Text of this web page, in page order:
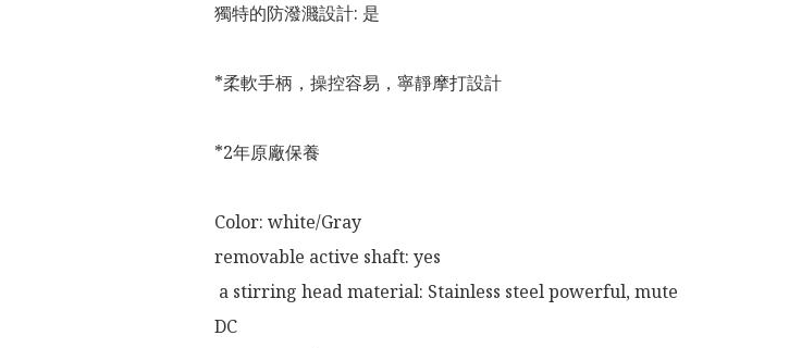
獨特的防潑濺設計: 是
*柔軟手柄，操控容易，寧靜摩打設計
*2年原廠保養
Color: white/Gray
removable active shaft: yes
DC